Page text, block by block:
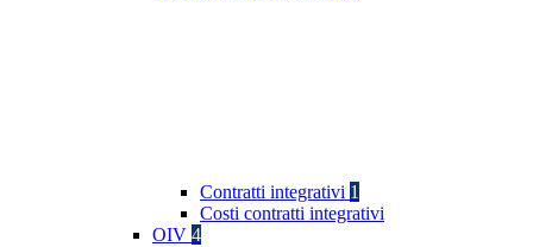
Contratti integrativi 1
Costi contratti integrativi
OIV 4